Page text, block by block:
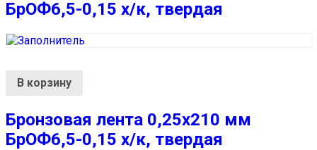
БрОФ6,5-0,15 х/к, твердая
В корзину
Бронзовая лента 0,25х210 мм
БрОФ6,5-0,15 х/к, твердая